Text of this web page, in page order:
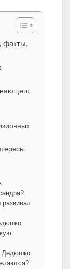
факты,
развивал
Дедюшко